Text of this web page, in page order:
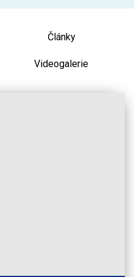
Články
Videogalerie